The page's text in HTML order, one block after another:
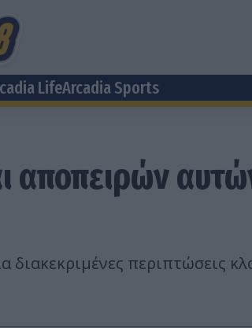
LifeArcadia Sports
αποπειρών
διακεκριμένες περιπτώσεις